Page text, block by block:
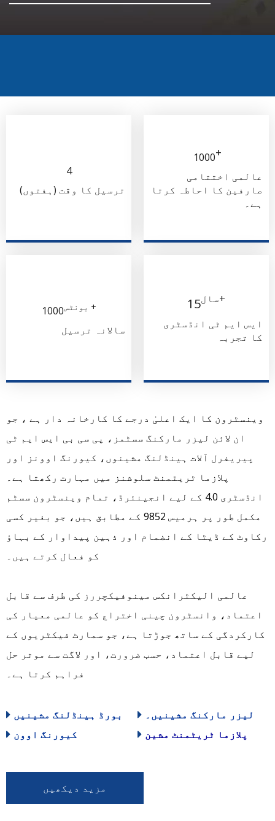
4
ترسیل کا وقت (ہفتوں)
1000+
عالمی اختتامی
صارفین کا احاطہ کرتا
ہے۔
1000+ یونٹس
سالانہ ترسیل
15+سال
ایس ایم ٹی انڈسٹری
کا تجربہ
وینسٹرون کا ایک اعلیٰ درجے کا کارخانہ دار ہے ، جو
ان لائن لیزر مارکنگ سسٹمز، پی سی بی ایس ایم ٹی
پیریفرل آلات ہینڈلنگ مشینوں، کیورنگ اوونز اور
پلازما ٹریٹمنٹ سلوشنز میں مہارت رکھتا ہے۔
انڈسٹری 4.0 کے لیے انجینئرڈ، تمام وینسٹرون سسٹم
مکمل طور پر
ہرمیس 9852 کے مطابق ہیں،
جو بغیر کسی
رکاوٹ کے ڈیٹا کے انضمام اور ذہین پیداوار کے بہاؤ
کو فعال کرتے ہیں۔
عالمی الیکٹرانکس مینوفیکچررز کی طرف سے قابل
اعتماد، وانسٹرون چینی اختراع کو عالمی معیار کی
کارکردگی کے ساتھ جوڑتا ہے، جو سمارٹ فیکٹریوں کے
لیے قابل اعتماد، حسب ضرورت، اور لاگت سے موثر حل
فراہم کرتا ہے۔
بورڈ ہینڈلنگ مشینیں
لیزر مارکنگ مشینیں۔
کیورنگ اوون
پلازما ٹریٹمنٹ مشین
مزید دیکھیں